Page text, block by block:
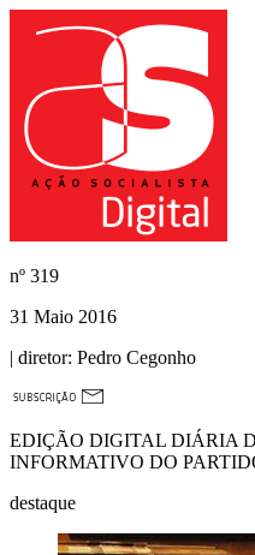
nº 319
31 Maio 2016
| diretor: Pedro Cegonho
EDIÇÃO DIGITAL DIÁRIA
INFORMATIVO DO
destaque